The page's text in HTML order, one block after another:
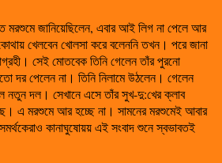
মরশুমে জানিয়েছিলেন, এবার আই লিগ না পেলে আর
খেলবেন খোলসা করে বলেননি তখন। পরে জানা
সেই মোতবেক তিনি গেলেন তাঁর পুরনো
দর পেলেন না। তিনি নিলামে উঠলেন। গেলেন
নতুন দল। সেখানে এসে তাঁর সুখ-দু:খের ক্লাব
এ মরশুমে আর হচ্ছে না। সামনের মরশুমেই আবার
কানাঘুষোয়য় এই সংবাদ শুনে স্বভাবতই